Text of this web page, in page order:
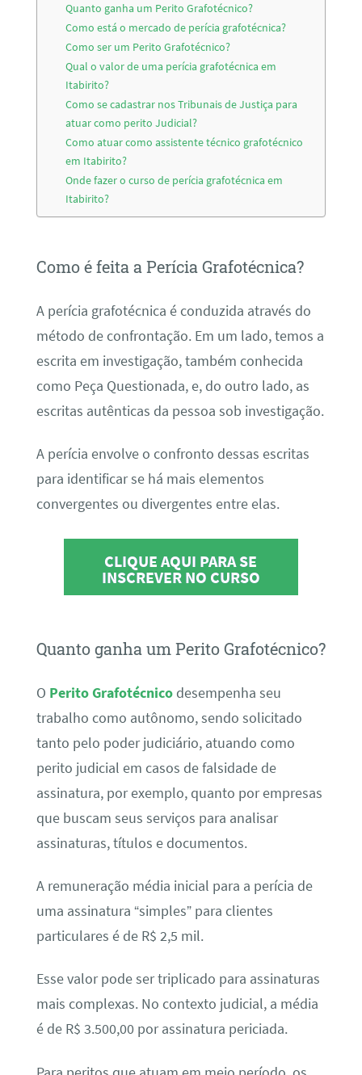
Quanto ganha um Perito Grafotécnico?
Como está o mercado de perícia grafotécnica?
Como ser um Perito Grafotécnico?
Qual o valor de uma perícia grafotécnica em
Itabirito?
Como se cadastrar nos Tribunais de Justiça para
atuar como perito Judicial?
Como atuar como assistente técnico grafotécnico
em Itabirito?
Onde fazer o curso de perícia grafotécnica em
Itabirito?
Como é feita a Perícia Grafotécnica?
A perícia grafotécnica é conduzida através do
método de confrontação. Em um lado, temos a
escrita em investigação, também conhecida
como Peça Questionada, e, do outro lado, as
escritas autênticas da pessoa sob investigação.
A perícia envolve o confronto dessas escritas
para identificar se há mais elementos
convergentes ou divergentes entre elas.
CLIQUE AQUI PARA SE
INSCREVER NO CURSO
Quanto ganha um Perito Grafotécnico?
O Perito Grafotécnicodesempenha seu
trabalho como autônomo, sendo solicitado
tanto pelo poder judiciário, atuando como
perito judicial em casos de falsidade de
assinatura, por exemplo, quanto por empresas
que buscam seus serviços para analisar
assinaturas, títulos e documentos.
A remuneração média inicial para a perícia de
uma assinatura “simples” para clientes
particulares é de R$ 2,5 mil.
Esse valor pode ser triplicado para assinaturas
mais complexas. No contexto judicial, a média
é de R$ 3.500,00 por assinatura periciada.